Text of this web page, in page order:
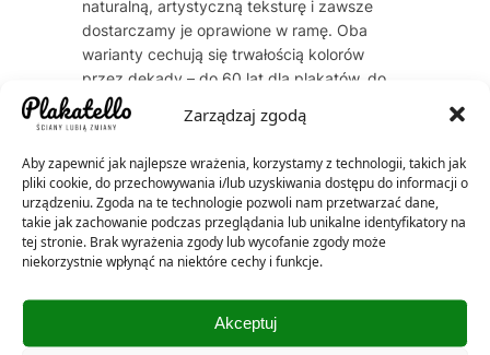
Zarządzaj zgodą
Aby zapewnić jak najlepsze wrażenia, korzystamy z technologii, takich jak
pliki cookie, do przechowywania i/lub uzyskiwania dostępu do informacji o
urządzeniu. Zgoda na te technologie pozwoli nam przetwarzać dane,
takie jak zachowanie podczas przeglądania lub unikalne identyfikatory na
tej stronie. Brak wyrażenia zgody lub wycofanie zgody może
niekorzystnie wpłynąć na niektóre cechy i funkcje.
Akceptuj
naturalną, artystyczną teksturę i zawsze
dostarczamy je oprawione w ramę. Oba
warianty cechują się trwałością kolorów
przez dekady – do 60 lat dla plakatów, do
200 lat dla płócien.